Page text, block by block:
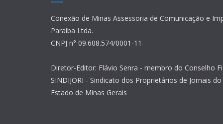
Conexão de Minas Assessoria de Comunicação e
Paraíba Ltda.
CNPJ n° 09.608.574/0001-11
Diretor-Editor: Flávio Senra - membro do Conselho
SINDIJORI - Sindicato dos Proprietários de Jornais
Estado de Minas Gerais